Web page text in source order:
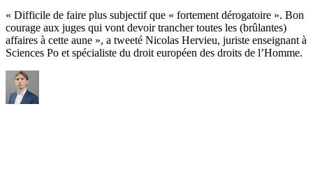
« Difficile de faire plus subjectif que « fortement dérogatoire ». Bon
courage aux juges qui vont devoir trancher toutes les (brûlantes)
affaires à cette aune », a tweeté Nicolas Hervieu, juriste enseignant à
Sciences Po et spécialiste du droit européen des droits de l’Homme.